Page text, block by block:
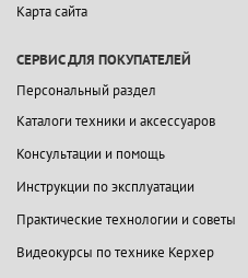
Карта сайта
СЕРВИС ДЛЯ ПОКУПАТЕЛЕЙ
Персональный раздел
Каталоги техники и аксессуаров
Консультации и помощь
Инструкции по эксплуатации
Практические технологии и советы
Видеокурсы по технике Керхер